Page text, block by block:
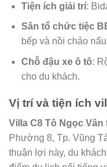
Tiện ích giải trí:
Sân tổ chức tiệc
bếp và nồi chảo
Chỗ đậu xe ô tô:
cho du khách.
Vị trí và tiện ích
Villa C8 Tô Ngọc Vân
Phường 8, Tp. Vũng
thuận lợi này, du